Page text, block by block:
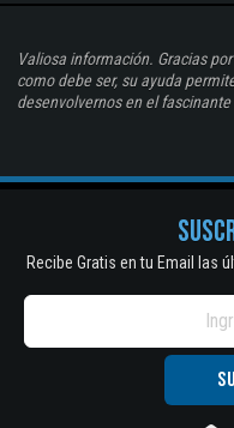
Valiosa información. Gracias
como debe ser, su ayuda
desenvolvernos en el
Recibe Gratis en tu Email las